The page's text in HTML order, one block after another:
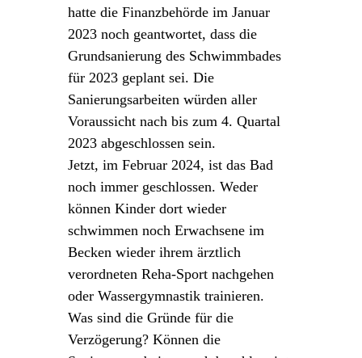
hatte die Finanzbehörde im Januar
2023 noch geantwortet, dass die
Grundsanierung des Schwimmbades
für 2023 geplant sei. Die
Sanierungsarbeiten würden aller
Voraussicht nach bis zum 4. Quartal
2023 abgeschlossen sein.
Jetzt, im Februar 2024, ist das Bad
noch immer geschlossen. Weder
können Kinder dort wieder
schwimmen noch Erwachsene im
Becken wieder ihrem ärztlich
verordneten Reha-Sport nachgehen
oder Wassergymnastik trainieren.
Was sind die Gründe für die
Verzögerung? Können die